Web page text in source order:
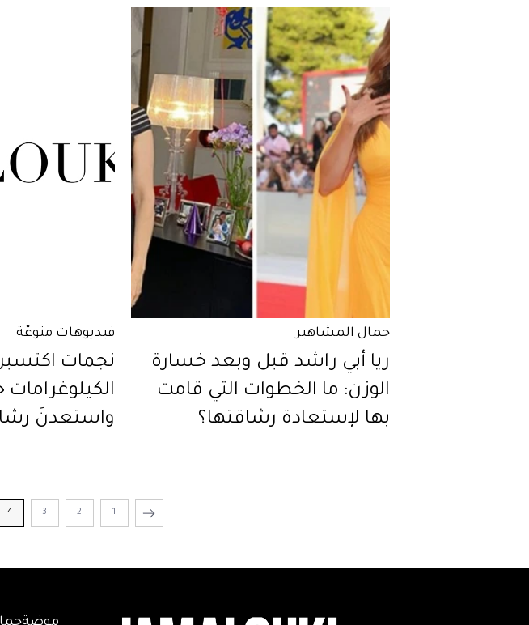
جمال المشاهير
ريا أبي راشد قبل وبعد خسارة
الوزن: ما الخطوات التي قامت
بها لإستعادة رشاقتها؟
فيديوهات منوعّة
نجمات
واستعدنَ
1
2
3
4